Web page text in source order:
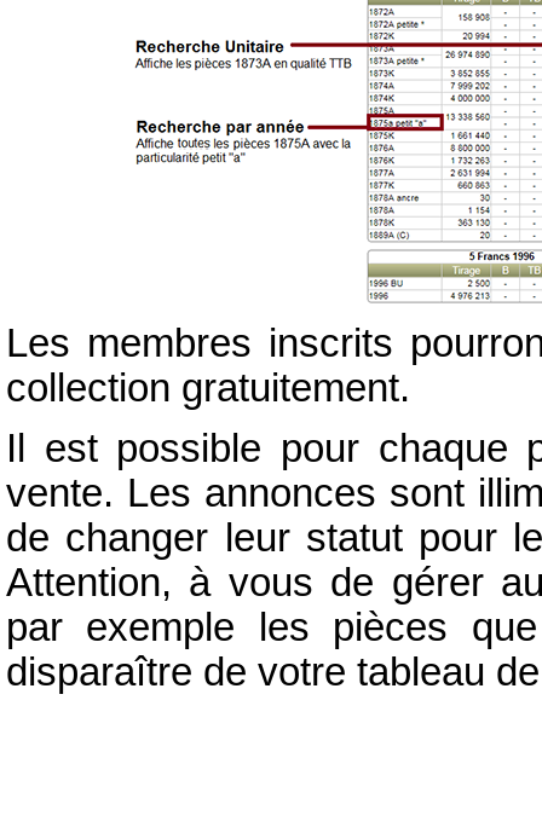
Les membres inscrits
collection gratuitement.
Il est possible pour chaque
vente. Les annonces sont
de changer leur statut pour
Attention, à vous de gérer
par exemple les pièces
disparaître de votre tableau